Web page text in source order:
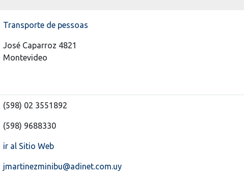
Transporte de pessoas
José Caparroz 4821
Montevideo
(598) 02 3551892
(598) 9688330
ir al Sitio Web
jmartinezminibu@adinet.com.uy